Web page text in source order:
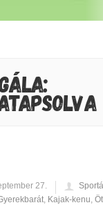
27.
, Kajak-kenu,